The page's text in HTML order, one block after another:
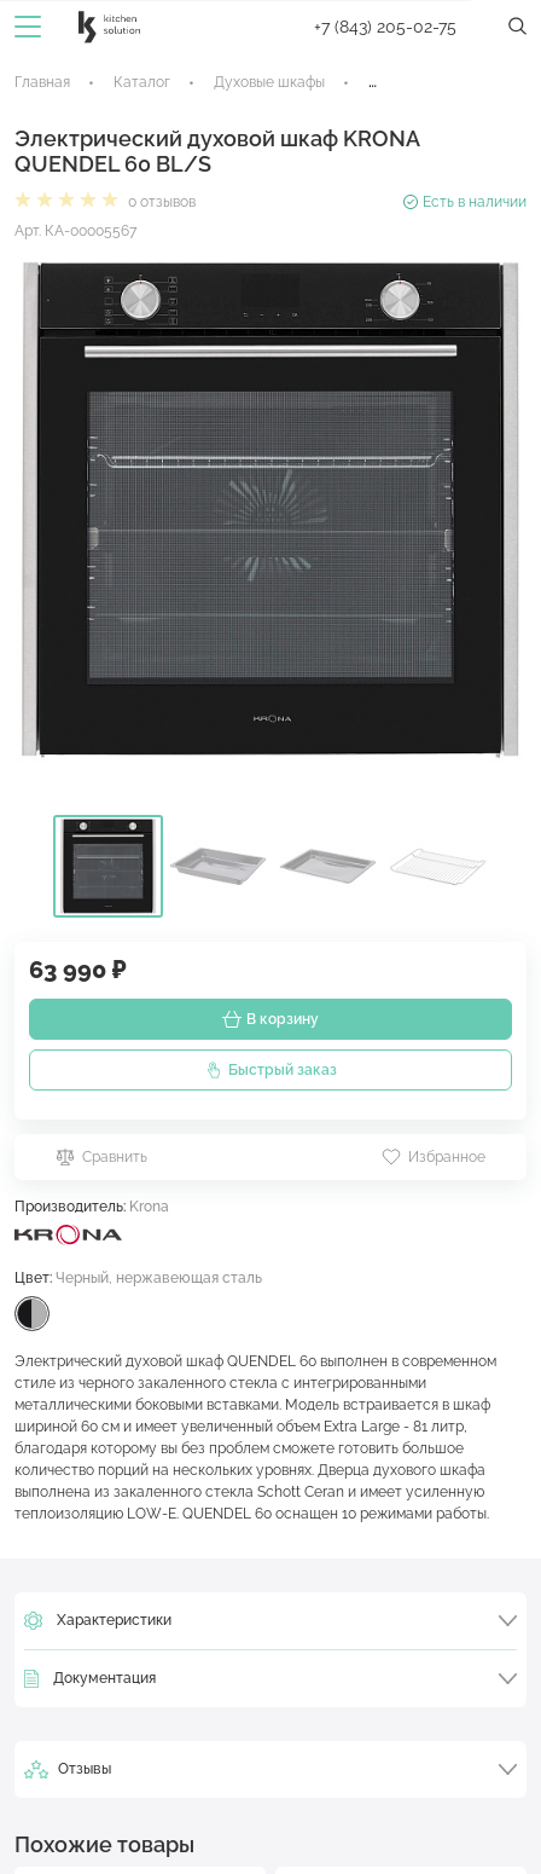
+7 (843) 205-02-75
Главная Каталог Духовые шкафы Электрические
Электрический духовой шкаф KRONA
QUENDEL 60 BL/S
0 отзывов
Есть в наличии
Арт. КА-00005567
63 990 ₽
В корзину
Быстрый заказ
Сравнить Избранное
Производитель: Krona
Цвет: Черный, нержавеющая сталь
Электрический духовой шкаф QUENDEL 60 выполнен в современном
стиле из черного закаленного стекла с интегрированными
металлическими боковыми вставками. Модель встраивается в шкаф
шириной 60 см и имеет увеличенный объем Extra Large - 81 литр,
благодаря которому вы без проблем сможете готовить большое
количество порций на нескольких уровнях. Дверца духового шкафа
выполнена из закаленного стекла Schott Ceran и имеет усиленную
теплоизоляцию LOW-E. QUENDEL 60 оснащен 10 режимами работы.
Характеристики
Документация
Отзывы
Похожие товары